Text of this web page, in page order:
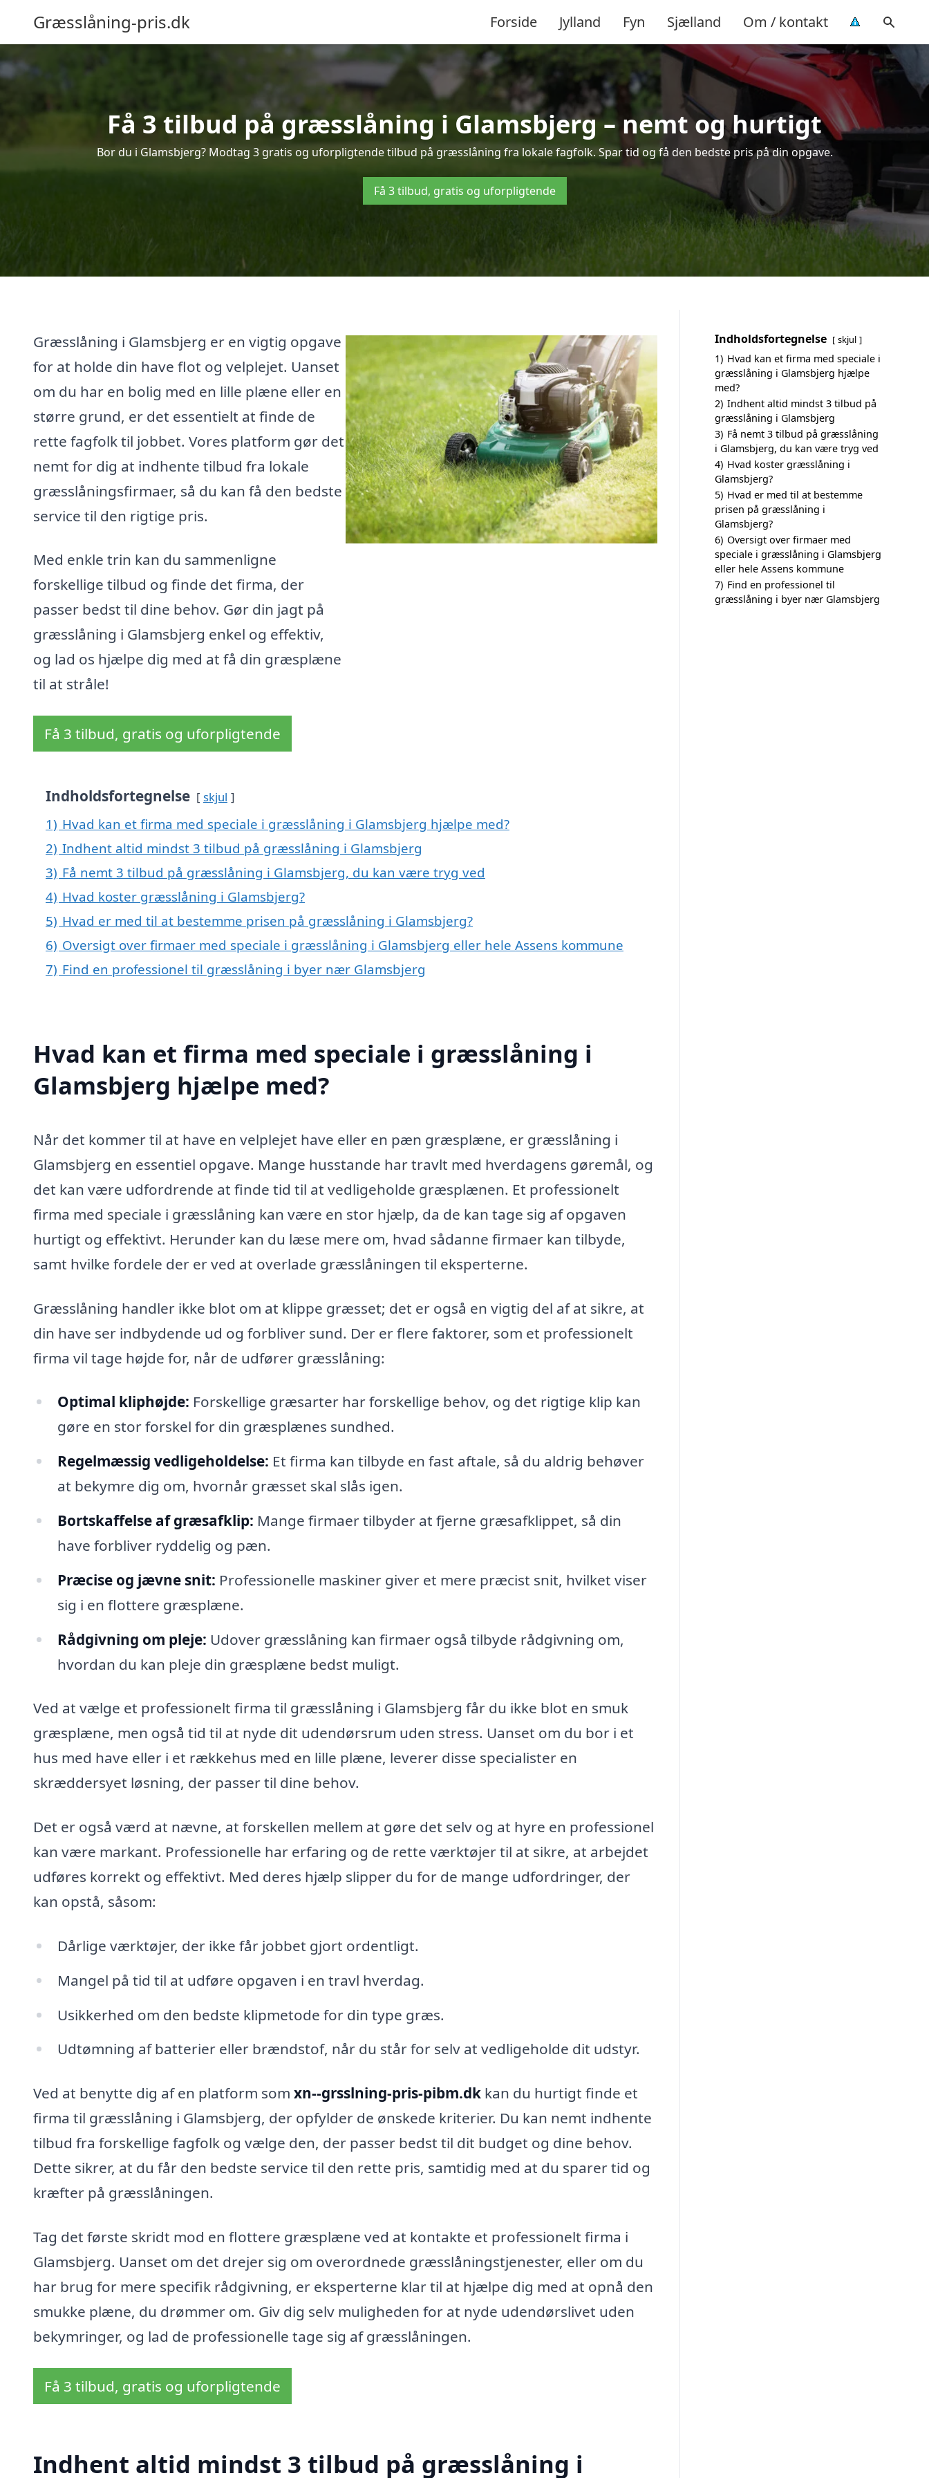
Græsslåning-pris.dk Forside Jylland Fyn Sjælland Om / kontakt
Få 3 tilbud på græsslåning i Glamsbjerg – nemt og hurtigt
Bor du i Glamsbjerg? Modtag 3 gratis og uforpligtende tilbud på græsslåning fra lokale fagfolk. Spar tid og få den bedste pris på din opgave.
Få 3 tilbud, gratis og uforpligtende
Græsslåning i Glamsbjerg er en vigtig opgave
for at holde din have flot og velplejet. Uanset
om du har en bolig med en lille plæne eller en
større grund, er det essentielt at finde de
rette fagfolk til jobbet. Vores platform gør det
nemt for dig at indhente tilbud fra lokale
græsslåningsfirmaer, så du kan få den bedste
service til den rigtige pris.
Med enkle trin kan du sammenligne
forskellige tilbud og finde det firma, der
passer bedst til dine behov. Gør din jagt på
græsslåning i Glamsbjerg enkel og effektiv,
og lad os hjælpe dig med at få din græsplæne
til at stråle!
Få 3 tilbud, gratis og uforpligtende
Indholdsfortegnelse skjul
1) Hvad kan et firma med speciale i græsslåning i Glamsbjerg hjælpe med?
2) Indhent altid mindst 3 tilbud på græsslåning i Glamsbjerg
3) Få nemt 3 tilbud på græsslåning i Glamsbjerg, du kan være tryg ved
4) Hvad koster græsslåning i Glamsbjerg?
5) Hvad er med til at bestemme prisen på græsslåning i Glamsbjerg?
6) Oversigt over firmaer med speciale i græsslåning i Glamsbjerg eller hele Assens kommune
7) Find en professionel til græsslåning i byer nær Glamsbjerg
Hvad kan et firma med speciale i græsslåning i
Glamsbjerg hjælpe med?
Når det kommer til at have en velplejet have eller en pæn græsplæne, er græsslåning i
Glamsbjerg en essentiel opgave. Mange husstande har travlt med hverdagens gøremål, og
det kan være udfordrende at finde tid til at vedligeholde græsplænen. Et professionelt
firma med speciale i græsslåning kan være en stor hjælp, da de kan tage sig af opgaven
hurtigt og effektivt. Herunder kan du læse mere om, hvad sådanne firmaer kan tilbyde,
samt hvilke fordele der er ved at overlade græsslåningen til eksperterne.
Græsslåning handler ikke blot om at klippe græsset; det er også en vigtig del af at sikre, at
din have ser indbydende ud og forbliver sund. Der er flere faktorer, som et professionelt
firma vil tage højde for, når de udfører græsslåning:
Optimal kliphøjde: Forskellige græsarter har forskellige behov, og det rigtige klip kan
gøre en stor forskel for din græsplænes sundhed.
Regelmæssig vedligeholdelse: Et firma kan tilbyde en fast aftale, så du aldrig behøver
at bekymre dig om, hvornår græsset skal slås igen.
Bortskaffelse af græsafklip: Mange firmaer tilbyder at fjerne græsafklippet, så din
have forbliver ryddelig og pæn.
Præcise og jævne snit: Professionelle maskiner giver et mere præcist snit, hvilket viser
sig i en flottere græsplæne.
Rådgivning om pleje: Udover græsslåning kan firmaer også tilbyde rådgivning om,
hvordan du kan pleje din græsplæne bedst muligt.
Ved at vælge et professionelt firma til græsslåning i Glamsbjerg får du ikke blot en smuk
græsplæne, men også tid til at nyde dit udendørsrum uden stress. Uanset om du bor i et
hus med have eller i et rækkehus med en lille plæne, leverer disse specialister en
skræddersyet løsning, der passer til dine behov.
Det er også værd at nævne, at forskellen mellem at gøre det selv og at hyre en professionel
kan være markant. Professionelle har erfaring og de rette værktøjer til at sikre, at arbejdet
udføres korrekt og effektivt. Med deres hjælp slipper du for de mange udfordringer, der
kan opstå, såsom:
Dårlige værktøjer, der ikke får jobbet gjort ordentligt.
Mangel på tid til at udføre opgaven i en travl hverdag.
Usikkerhed om den bedste klipmetode for din type græs.
Udtømning af batterier eller brændstof, når du står for selv at vedligeholde dit udstyr.
Ved at benytte dig af en platform som xn--grsslning-pris-pibm.dk kan du hurtigt finde et
firma til græsslåning i Glamsbjerg, der opfylder de ønskede kriterier. Du kan nemt indhente
tilbud fra forskellige fagfolk og vælge den, der passer bedst til dit budget og dine behov.
Dette sikrer, at du får den bedste service til den rette pris, samtidig med at du sparer tid og
kræfter på græsslåningen.
Tag det første skridt mod en flottere græsplæne ved at kontakte et professionelt firma i
Glamsbjerg. Uanset om det drejer sig om overordnede græsslåningstjenester, eller om du
har brug for mere specifik rådgivning, er eksperterne klar til at hjælpe dig med at opnå den
smukke plæne, du drømmer om. Giv dig selv muligheden for at nyde udendørslivet uden
bekymringer, og lad de professionelle tage sig af græsslåningen.
Få 3 tilbud, gratis og uforpligtende
Indhent altid mindst 3 tilbud på græsslåning i
Indholdsfortegnelse skjul
1) Hvad kan et firma med speciale i
græsslåning i Glamsbjerg hjælpe
med?
2) Indhent altid mindst 3 tilbud på
græsslåning i Glamsbjerg
3) Få nemt 3 tilbud på græsslåning
i Glamsbjerg, du kan være tryg ved
4) Hvad koster græsslåning i
Glamsbjerg?
5) Hvad er med til at bestemme
prisen på græsslåning i
Glamsbjerg?
6) Oversigt over firmaer med
speciale i græsslåning i Glamsbjerg
eller hele Assens kommune
7) Find en professionel til
græsslåning i byer nær Glamsbjerg